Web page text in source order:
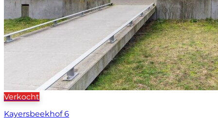
Verkocht
Kayersbeekhof 6